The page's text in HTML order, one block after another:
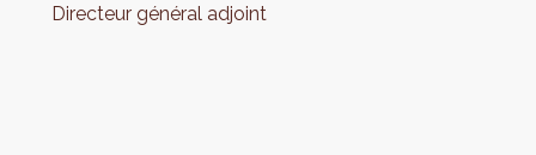
Directeur général adjoint